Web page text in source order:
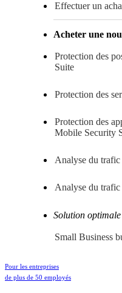
Effectuer un
Acheter une
Protection des
Suite
Protection des
Protection des
Mobile Security
Analyse du trafic
Analyse du trafic
Solution optimale
Small Business
Pour les entreprises
de plus de 50 employés